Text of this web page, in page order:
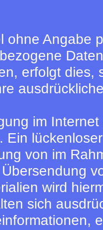
Angabe
erfolgt dies,
im
von im
wird
sich